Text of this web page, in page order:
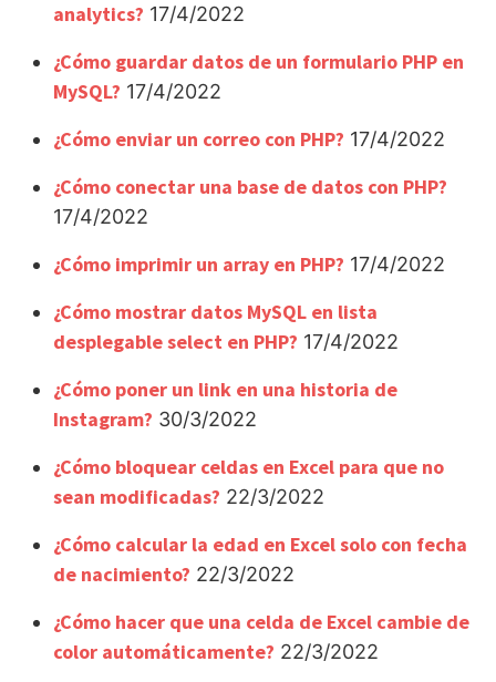
analytics? 17/4/2022
¿Cómo guardar datos de un formulario PHP en
MySQL? 17/4/2022
¿Cómo enviar un correo con PHP? 17/4/2022
¿Cómo conectar una base de datos con PHP?
17/4/2022
¿Cómo imprimir un array en PHP? 17/4/2022
¿Cómo mostrar datos MySQL en lista
desplegable select en PHP? 17/4/2022
¿Cómo poner un link en una historia de
Instagram? 30/3/2022
¿Cómo bloquear celdas en Excel para que no
sean modificadas? 22/3/2022
¿Cómo calcular la edad en Excel solo con fecha
de nacimiento? 22/3/2022
¿Cómo hacer que una celda de Excel cambie de
color automáticamente? 22/3/2022